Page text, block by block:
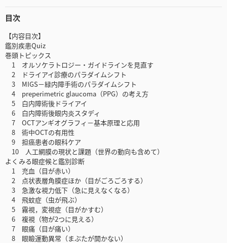
目次
【内容目次】
鑑別疾患Quiz
巻頭トピックス
1 オルソケラトロジー・ガイドラインを見直す
2 ドライアイ診療のパラダイムシフト
3 MIGS－緑内障手術のパラダイムシフト
4 preperimetric glaucoma（PPG）の考え方
5 白内障術後ドライアイ
6 白内障術後眼内炎スタディ
7 OCTアンギオグラフィ－基本原理と応用
8 術中OCTの有用性
9 担癌患者の眼科ケア
10 人工網膜の現状と課題（世界の動向も含めて）
よくみる眼症候と鑑別診断
1 充血（目が赤い）
2 点状表層角膜症ほか（目がごろごろする）
3 急激な視力低下（急に見えなくなる）
4 飛蚊症（虫が飛ぶ）
5 霧視，変視症（目がかすむ）
6 複視（物が2つに見える）
7 眼痛（目が痛い）
8 眼瞼運動異常（まぶたが開かない）